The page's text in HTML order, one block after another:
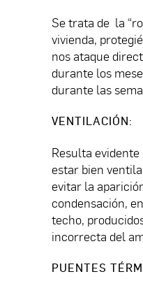
Se trata de la
vivienda,
nos ataque
durante los
durante las
VENTILACIÓN:
Resulta
estar bien
evitar la
condensación,
techo,
incorrecta del
PUENTES